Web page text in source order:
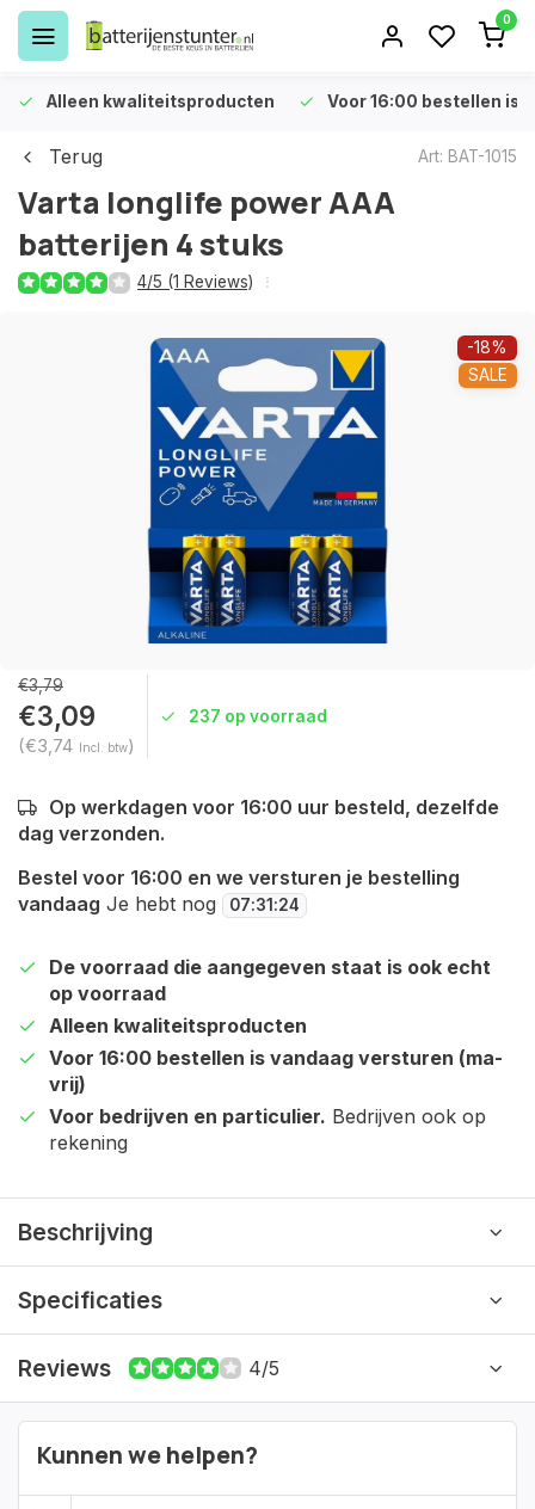
0
Alleen kwaliteitsproducten Voor 16:00 bestellen is
Terug Art: BAT-1015
Varta longlife power AAA
batterijen 4 stuks
4/5 (1 Reviews)
-18%
SALE
€3,79
€3,09
(€3,74 Incl. btw)
237 op voorraad
Op werkdagen voor 16:00 uur besteld, dezelfde
dag verzonden.
Bestel voor 16:00 en we versturen je bestelling
vandaag Je hebt nog 07:31 :23
De voorraad die aangegeven staat is ook echt
op voorraad
Alleen kwaliteitsproducten
Voor 16:00 bestellen is vandaag versturen (ma-
vrij)
Voor bedrijven en particulier. Bedrijven ook op
rekening
Beschrijving
Specificaties
Reviews 4/5
Kunnen we helpen?